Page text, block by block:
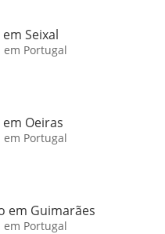
Seixal
Portugal
Oeiras
Portugal
em Guimarães
Portugal